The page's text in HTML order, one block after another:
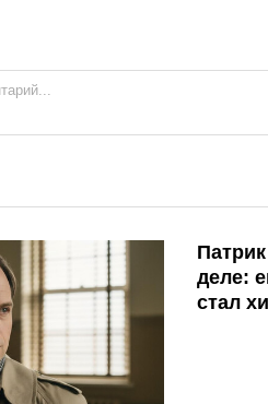
деле:
стал